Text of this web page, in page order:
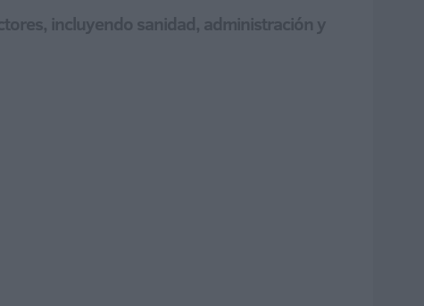
incluyendo sanidad, administración y